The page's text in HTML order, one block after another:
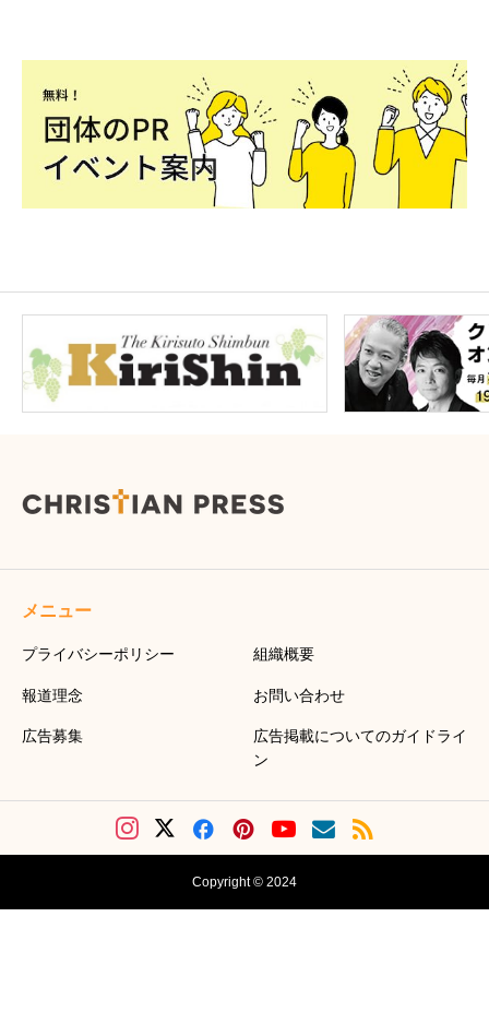
メニュー
プライバシーポリシー 組織概要
報道理念 お問い合わせ
広告募集
広告掲載についてのガイドライ
ン
Copyright © 2024